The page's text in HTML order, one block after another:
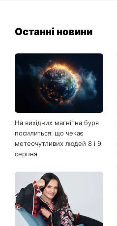
Останні новини
На вихідних магнітна буря
посилиться: що чекає
метеочутливих людей 8 і 9
серпня